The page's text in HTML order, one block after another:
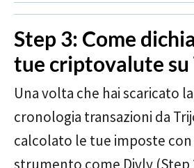
Step 3: Come
tue criptovalute su
Una volta che hai scaricato
cronologia transazioni da
calcolato le tue imposte
strumento come Divly (Step